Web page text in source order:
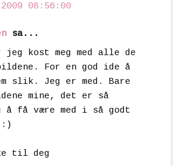
08:56:00
sa...
jeg kost meg med alle de
For en god ide å
slik. Jeg er med. Bare
mine, det er så
å få være med i så godt
:)
til deg